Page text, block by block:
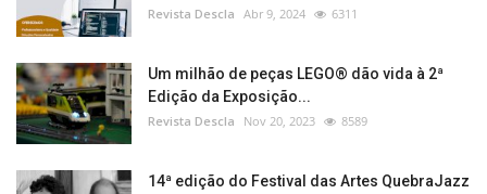
Revista Descla Abr 9, 2024 6311
Um milhão de peças LEGO® dão vida à 2ª
Edição da Exposição...
Revista Descla Nov 20, 2023 8589
14ª edição do Festival das Artes QuebraJazz